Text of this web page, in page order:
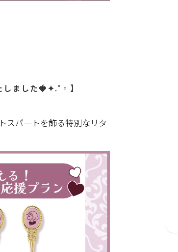
しました🍓‎✦.˚◦】
スパートを飾る特別なリタ